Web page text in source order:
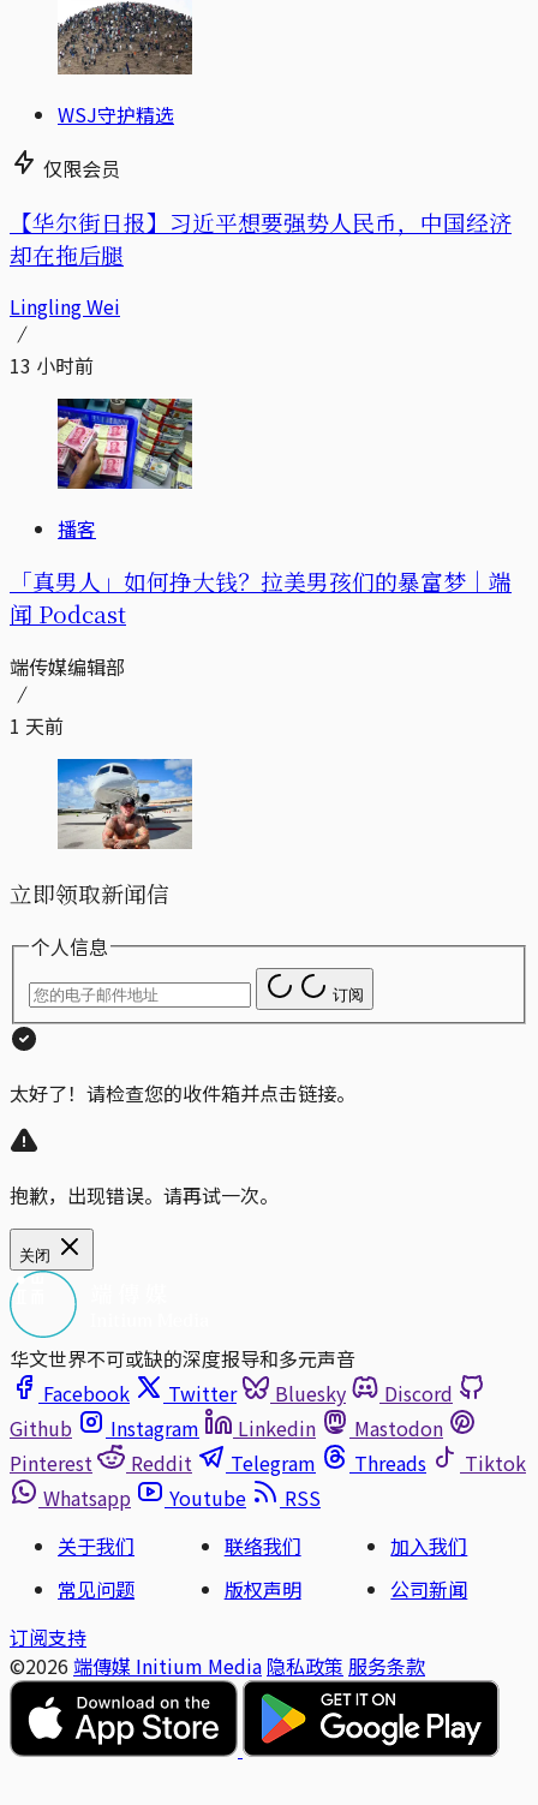
WSJ守护精选
仅限会员
【华尔街日报】习近平想要强势人民币，中国经济
却在拖后腿
Lingling Wei
13 小时前
播客
「真男人」如何挣大钱？拉美男孩们的暴富梦｜端
闻 Podcast
端传媒编辑部
1 天前
立即领取新闻信
个人信息
订阅
太好了！请检查您的收件箱并点击链接。
抱歉，出现错误。请再试一次。
关闭
华文世界不可或缺的深度报导和多元声音
Facebook
Twitter Bluesky
Discord
Github
Instagram Linkedin
Mastodon
Pinterest
Reddit Telegram Threads
Tiktok
Whatsapp
Youtube
RSS
关于我们
联络我们
加入我们
常见问题
版权声明
公司新闻
订阅支持
©2026 端傳媒 Initium Media 隐私政策 服务条款